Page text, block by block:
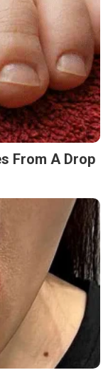
From A Drop